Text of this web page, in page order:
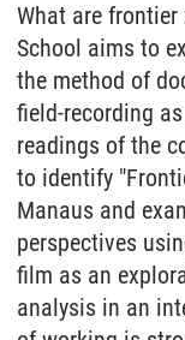
hierzu
What are frontier
School aims to
the method of
field-recording
readings of the
to identify
Manaus and
perspectives
film as an
analysis in an